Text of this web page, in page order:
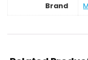
Brand